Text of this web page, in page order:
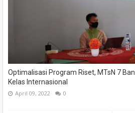
Optimalisasi Program Riset, MTsN 7
Kelas Internasional
April 09, 2022 0